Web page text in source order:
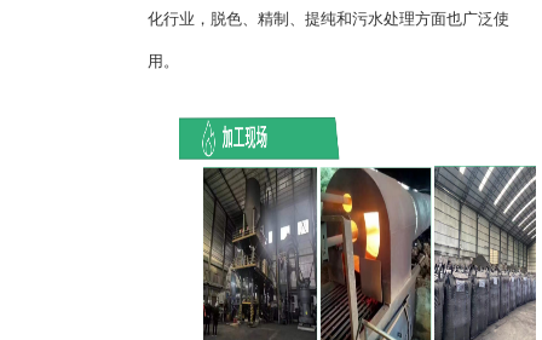
化行业，脱色、精制、提纯和污水处理方面也广泛使
用。